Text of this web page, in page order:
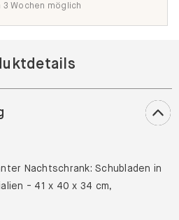
3 Wochen möglich
Nachtschrank: Schubladen in
- 41 x 40 x 34 cm,